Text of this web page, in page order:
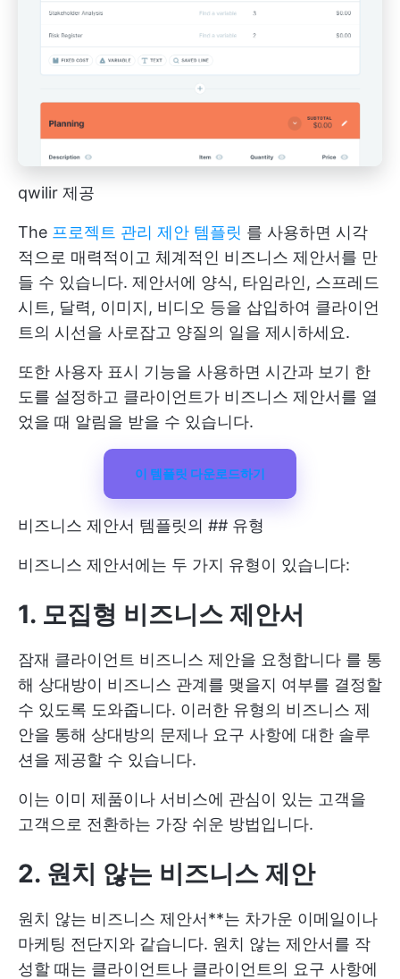
qwilir 제공
The 프로젝트 관리 제안 템플릿 를 사용하면 시각
적으로 매력적이고 체계적인 비즈니스 제안서를 만
들 수 있습니다. 제안서에 양식, 타임라인, 스프레드
시트, 달력, 이미지, 비디오 등을 삽입하여 클라이언
트의 시선을 사로잡고 양질의 일을 제시하세요.
또한 사용자 표시 기능을 사용하면 시간과 보기 한
도를 설정하고 클라이언트가 비즈니스 제안서를 열
었을 때 알림을 받을 수 있습니다.
이 템플릿 다운로드하기
비즈니스 제안서 템플릿의 ## 유형
비즈니스 제안서에는 두 가지 유형이 있습니다:
1. 모집형 비즈니스 제안서
잠재 클라이언트 비즈니스 제안을 요청합니다 를 통
해 상대방이 비즈니스 관계를 맺을지 여부를 결정할
수 있도록 도와줍니다. 이러한 유형의 비즈니스 제
안을 통해 상대방의 문제나 요구 사항에 대한 솔루
션을 제공할 수 있습니다.
이는 이미 제품이나 서비스에 관심이 있는 고객을
고객으로 전환하는 가장 쉬운 방법입니다.
2. 원치 않는 비즈니스 제안
원치 않는 비즈니스 제안서**는 차가운 이메일이나
마케팅 전단지와 같습니다. 원치 않는 제안서를 작
성할 때는 클라이언트나 클라이언트의 요구 사항에